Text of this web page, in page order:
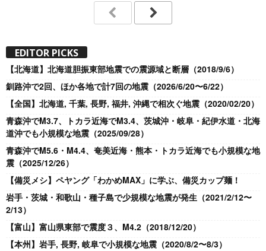
EDITOR PICKS
【北海道】北海道胆振東部地震での震源域と断層（2018/9/6）
釧路沖で2回、ほか各地で計7回の地震（2026/6/20〜6/22）
【全国】北海道, 千葉, 長野, 福井, 沖縄で相次ぐ地震（2020/02/20）
青森沖でM3.7、トカラ近海でM3.4、茨城沖・岐阜・紀伊水道・北海
道沖でも小規模な地震（2025/09/28）
青森沖でM5.6・M4.4、奄美近海・熊本・トカラ近海でも小規模な地
震（2025/12/26）
【備災メシ】ペヤング「わかめMAX」に学ぶ、備災カップ麺！
岩手・茨城・和歌山・種子島で少規模な地震が発生（2021/2/12〜
2/13）
【富山】富山県東部で震度３、M4.2（2018/12/20）
【本州】岩手, 長野, 岐阜で小規模な地震（2020/8/2〜8/3）